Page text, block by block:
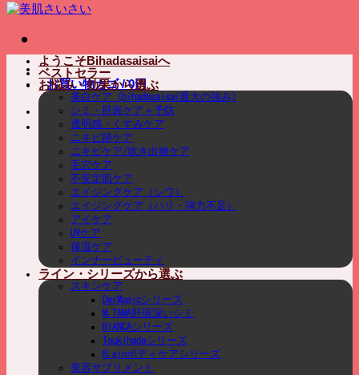
お買い物カゴ /0円
ようこそBihadasaisaiへ
ベストセラー
お悩み・効果から選ぶ
美白ケア (bihadasaisai最大の強み)
シミ・肝斑ケア＋予防
透明感・くすみケア
ニキビ跡ケア
ニキビケア/吹き出物ケア
毛穴ケア
不安定肌ケア
エイジングケア（シワ）
エイジングケア（ハリ・弾力不足）
アイケア
UVケア
保湿ケア
インナービューティ
ライン・シリーズから選ぶ
スキンケア
DerMagicシリーズ
M.TAMA肝斑深いシミ
BIANCAシリーズ
Toukihadaシリーズ
B.ginボディケアシリーズ
美容サプリメント